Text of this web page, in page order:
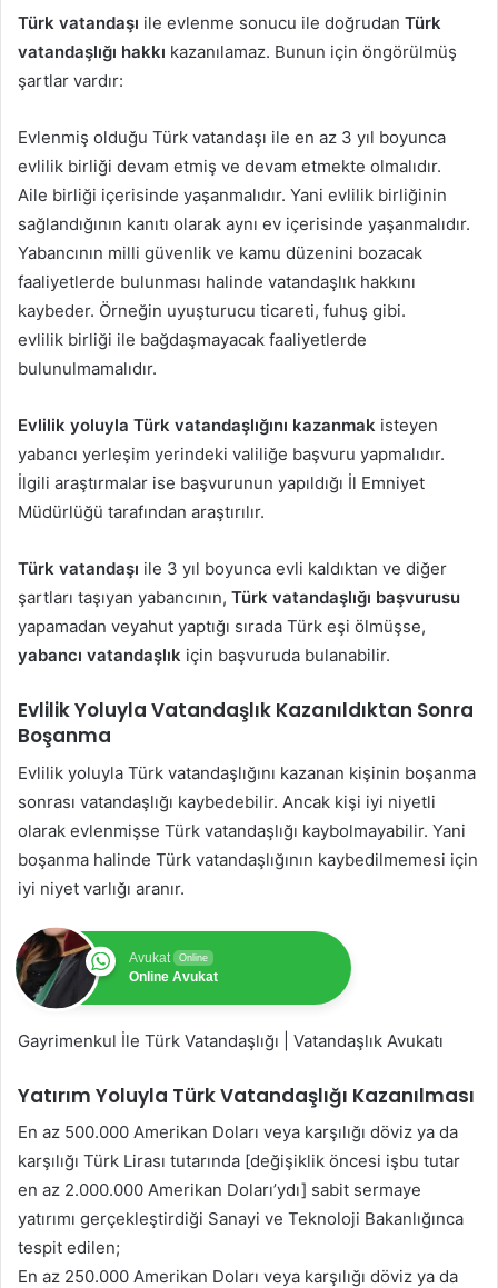
Türk vatandaşı ile evlenme sonucu ile doğrudan Türk
vatandaşlığı hakkı kazanılamaz. Bunun için öngörülmüş
şartlar vardır:
Evlenmiş olduğu Türk vatandaşı ile en az 3 yıl boyunca
evlilik birliği devam etmiş ve devam etmekte olmalıdır.
Aile birliği içerisinde yaşanmalıdır. Yani evlilik birliğinin
sağlandığının kanıtı olarak aynı ev içerisinde yaşanmalıdır.
Yabancının milli güvenlik ve kamu düzenini bozacak
faaliyetlerde bulunması halinde vatandaşlık hakkını
kaybeder. Örneğin uyuşturucu ticareti, fuhuş gibi.
evlilik birliği ile bağdaşmayacak faaliyetlerde
bulunulmamalıdır.
Evlilik yoluyla Türk vatandaşlığını kazanmak isteyen
yabancı yerleşim yerindeki valiliğe başvuru yapmalıdır.
İlgili araştırmalar ise başvurunun yapıldığı İl Emniyet
Müdürlüğü tarafından araştırılır.
Türk vatandaşı ile 3 yıl boyunca evli kaldıktan ve diğer
şartları taşıyan yabancının, Türk vatandaşlığı başvurusu
yapamadan veyahut yaptığı sırada Türk eşi ölmüşse,
yabancı vatandaşlık için başvuruda bulanabilir.
Evlilik Yoluyla Vatandaşlık Kazanıldıktan Sonra
Boşanma
Evlilik yoluyla Türk vatandaşlığını kazanan kişinin boşanma
sonrası vatandaşlığı kaybedebilir. Ancak kişi iyi niyetli
olarak evlenmişse Türk vatandaşlığı kaybolmayabilir. Yani
boşanma halinde Türk vatandaşlığının kaybedilmemesi için
iyi niyet varlığı aranır.
Avukat Online
Online Avukat
Gayrimenkul İle Türk Vatandaşlığı | Vatandaşlık Avukatı
Yatırım Yoluyla Türk Vatandaşlığı Kazanılması
En az 500.000 Amerikan Doları veya karşılığı döviz ya da
karşılığı Türk Lirası tutarında [değişiklik öncesi işbu tutar
en az 2.000.000 Amerikan Doları’ydı] sabit sermaye
yatırımı gerçekleştirdiği Sanayi ve Teknoloji Bakanlığınca
tespit edilen;
En az 250.000 Amerikan Doları veya karşılığı döviz ya da